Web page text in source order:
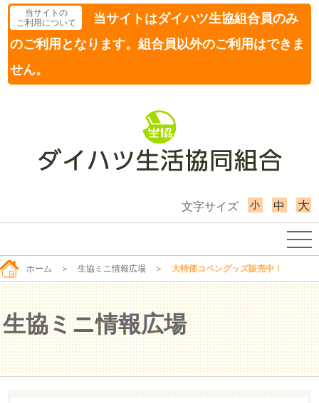
当サイトの
ご利用について
当サイトはダイハツ生協組合員のみ
のご利用となります。組合員以外のご利用はできま
せん。
文字サイズ 小 中 大
ホーム ＞ 生協ミニ情報広場 ＞ 大特価コペングッズ販売中！
生協ミニ情報広場